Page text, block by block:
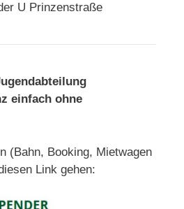
U Prinzenstraße
einfach ohne
(Bahn, Booking, Mietwagen
Link gehen: